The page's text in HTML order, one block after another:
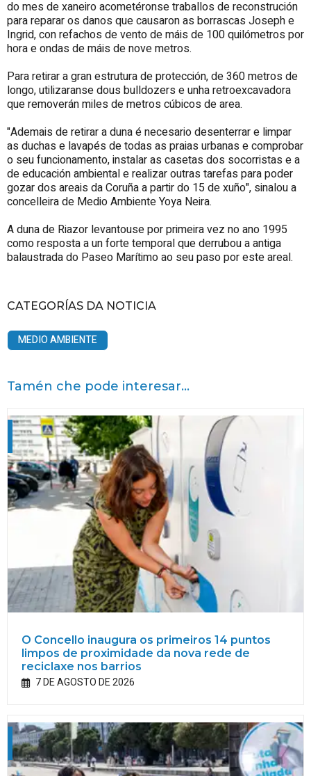
do mes de xaneiro acometéronse traballos de reconstrución
para reparar os danos que causaron as borrascas Joseph e
Ingrid, con refachos de vento de máis de 100 quilómetros por
hora e ondas de máis de nove metros.
Para retirar a gran estrutura de protección, de 360 metros de
longo, utilizaranse dous bulldozers e unha retroexcavadora
que removerán miles de metros cúbicos de area.
"Ademais de retirar a duna é necesario desenterrar e limpar
as duchas e lavapés de todas as praias urbanas e comprobar
o seu funcionamento, instalar as casetas dos socorristas e a
de educación ambiental e realizar outras tarefas para poder
gozar dos areais da Coruña a partir do 15 de xuño", sinalou a
concelleira de Medio Ambiente Yoya Neira.
A duna de Riazor levantouse por primeira vez no ano 1995
como resposta a un forte temporal que derrubou a antiga
balaustrada do Paseo Marítimo ao seu paso por este areal.
CATEGORÍAS DA NOTICIA
MEDIO AMBIENTE
Tamén che pode interesar...
O Concello inaugura os primeiros 14 puntos
limpos de proximidade da nova rede de
reciclaxe nos barrios
7 DE AGOSTO DE 2026